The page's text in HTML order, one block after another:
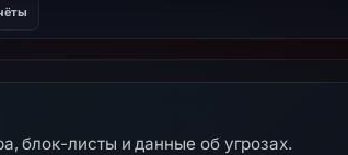
блок-листы и данные об угрозах.